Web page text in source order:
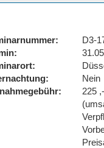
D3-
Nein
225